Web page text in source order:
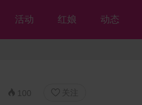
活动 红娘 动态
 100  关注